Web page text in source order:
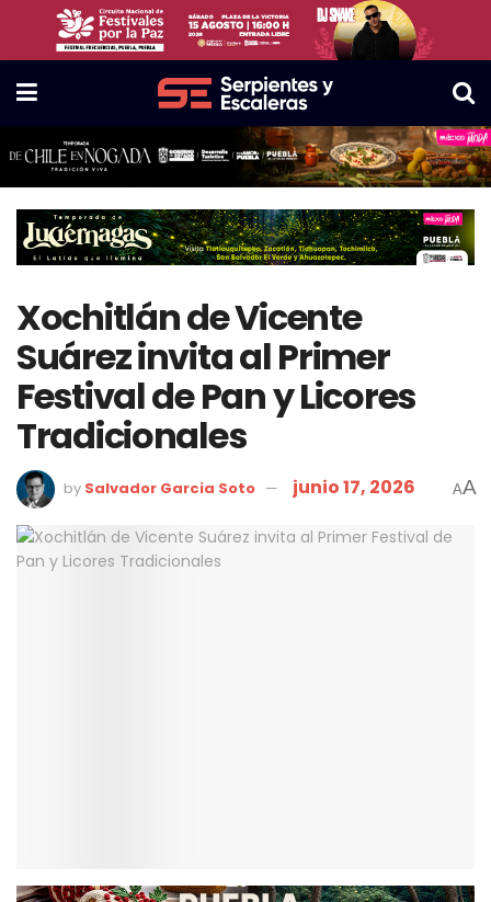
Xochitlán de Vicente
Suárez invita al Primer
Festival de Pan y Licores
Tradicionales
by Salvador Garcia Soto junio 17, 2026 AA